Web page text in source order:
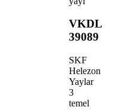
VKDL
39089
SKF
Helezon
Yaylar
3
temel